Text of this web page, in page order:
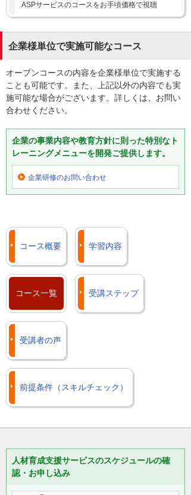
ASPサービスのコースをお手頃価格で視聴
企業様単位で実施可能なコース
オープンコースの内容を企業様単位で実施する
ことも可能です。また、上記以外の内容でも実
施可能な場合がございます。詳しくは、お問い
合わせください。
企業の事業内容や教育方針に則った特別なト
レーニングメニューを開発ご提供します。
企業研修のお問い合わせ
コース概要 学習内容
コース一覧 受講ステップ
受講者の声
前提条件（スキルチェック）
人材育成支援サービスのスケジュールの確
認・お申し込み